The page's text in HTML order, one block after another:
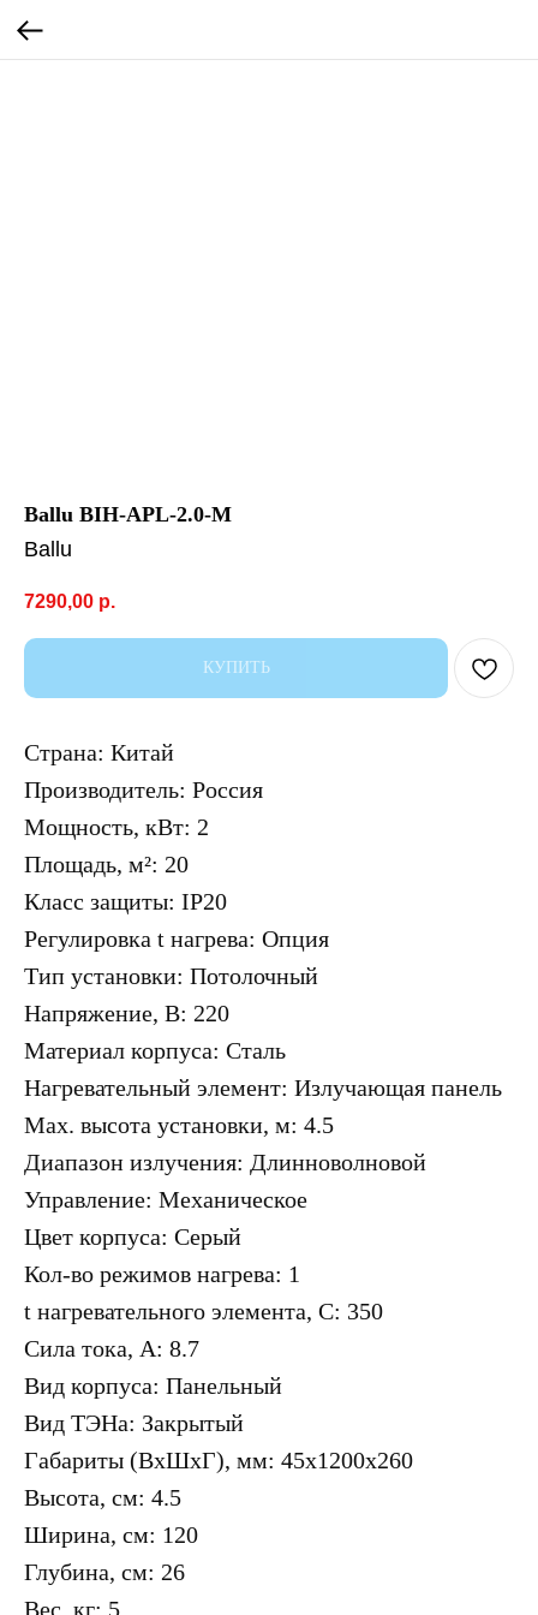
Ballu BIH-APL-2.0-M
Ballu
7290,00 р.
КУПИТЬ
Страна: Китай
Производитель: Россия
Мощность, кВт: 2
Площадь, м²: 20
Класс защиты: IP20
Регулировка t нагрева: Опция
Тип установки: Потолочный
Напряжение, В: 220
Материал корпуса: Сталь
Нагревательный элемент: Излучающая панель
Max. высота установки, м: 4.5
Диапазон излучения: Длинноволновой
Управление: Механическое
Цвет корпуса: Серый
Кол-во режимов нагрева: 1
t нагревательного элемента, C: 350
Сила тока, A: 8.7
Вид корпуса: Панельный
Вид ТЭНа: Закрытый
Габариты (ВхШхГ), мм: 45x1200x260
Высота, см: 4.5
Ширина, см: 120
Глубина, см: 26
Вес, кг: 5